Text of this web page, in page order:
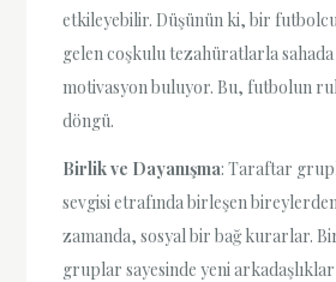
etkileyebilir. Düşünün ki, bir
gelen coşkulu tezahüratlarla
motivasyon buluyor. Bu, futbolun
döngü.
Birlik ve Dayanışma: Taraftar
sevgisi etrafında birleşen
zamanda, sosyal bir bağ kurarlar.
gruplar sayesinde yeni